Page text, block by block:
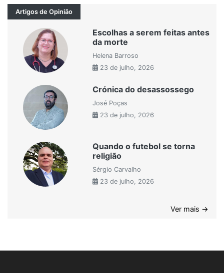
Artigos de Opinião
Escolhas a serem feitas antes
da morte
Helena Barroso
23 de julho, 2026
Crónica do desassossego
José Poças
23 de julho, 2026
Quando o futebol se torna
religião
Sérgio Carvalho
23 de julho, 2026
Ver mais →